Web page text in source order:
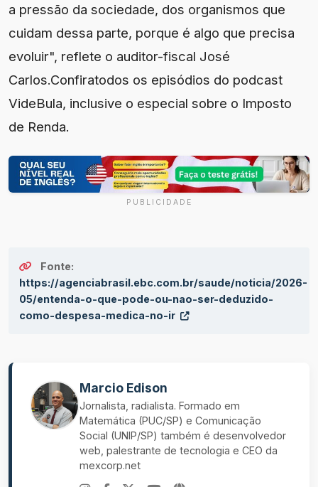
a pressão da sociedade, dos organismos que
cuidam dessa parte, porque é algo que precisa
evoluir", reflete o auditor-fiscal José
Carlos.Confiratodos os episódios do podcast
VideBula, inclusive o especial sobre o Imposto
de Renda.
PUBLICIDADE
Fonte:
https://agenciabrasil.ebc.com.br/saude/noticia/2026-
05/entenda-o-que-pode-ou-nao-ser-deduzido-
como-despesa-medica-no-ir
Marcio Edison
Jornalista, radialista. Formado em
Matemática (PUC/SP) e Comunicação
Social (UNIP/SP) também é desenvolvedor
web, palestrante de tecnologia e CEO da
mexcorp.net